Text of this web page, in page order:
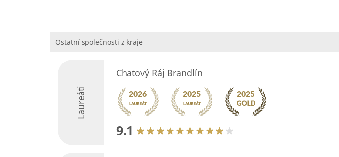
Ostatní společnosti z kraje
Laureáti
Chatový Ráj Brandlín
9.1